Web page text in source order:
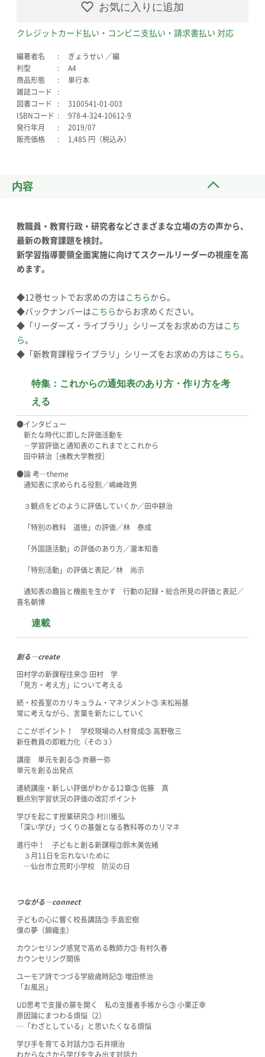
お気に入りに追加
クレジットカード払い・コンビニ支払い・請求書払い 対応
編著者名
ぎょうせい ／編
判型
A4
商品形態
単行本
雑誌コード
図書コード
3100541-01-003
ISBNコード
978-4-324-10612-9
発行年月
2019/07
販売価格
1,485 円（税込み）
内容
教職員・教育行政・研究者などさまざまな立場の方の声から、
最新の教育課題を検討。
新学習指導要領全面実施に向けてスクールリーダーの視座を高
めます。
◆12巻セットでお求めの方はこちらから。
◆バックナンバーはこちらからお求めください。
◆「リーダーズ・ライブラリ」シリーズをお求めの方はこち
ら。
◆「新教育課程ライブラリ」シリーズをお求めの方はこちら。
特集：これからの通知表のあり方・作り方を考
える
●インタビュー
新たな時代に即した評価活動を
―学習評価と通知表のこれまでとこれから
田中耕治［佛教大学教授］
●論 考─theme
通知表に求められる役割／嶋﨑政男
３観点をどのように評価していくか／田中耕治
「特別の教科 道徳」の評価／林 泰成
「外国語活動」の評価のあり方／瀧本知香
「特別活動」の評価と表記／林 尚示
通知表の趣旨と機能を生かす 行動の記録・総合所見の評価と表記／
喜名朝博
連載
創る―create
田村学の新課程往来③ 田村 学
「見方・考え方」について考える
続・校長室のカリキュラム・マネジメント③ 末松裕基
常に考えながら、言葉を新たにしていく
ここがポイント！ 学校現場の人材育成③ 高野敬三
新任教員の即戦力化〈その３〉
講座 単元を創る③ 齊藤一弥
単元を創る出発点
連続講座・新しい評価がわかる12章③ 佐藤 真
観点別学習状況の評価の改訂ポイント
学びを起こす授業研究③ 村川雅弘
「深い学び」づくりの基盤となる教科等のカリマネ
進行中！ 子どもと創る新課程③鈴木美佐緒
３月11日を忘れないために
─仙台市立荒町小学校 防災の日
つながる―connect
子どもの心に響く校長講話③ 手島宏樹
僕の夢（錦織圭）
カウンセリング感覚で高める教師力③ 有村久春
カウンセリング関係
ユーモア詩でつづる学級歳時記③ 増田修治
「お風呂」
UD思考で支援の扉を開く 私の支援者手帳から③ 小栗正幸
原因論にまつわる煩悩（2）
─「わざとしている」と思いたくなる煩悩
学び手を育てる対話力③ 石井順治
わからなさから学びを生み出す対話力